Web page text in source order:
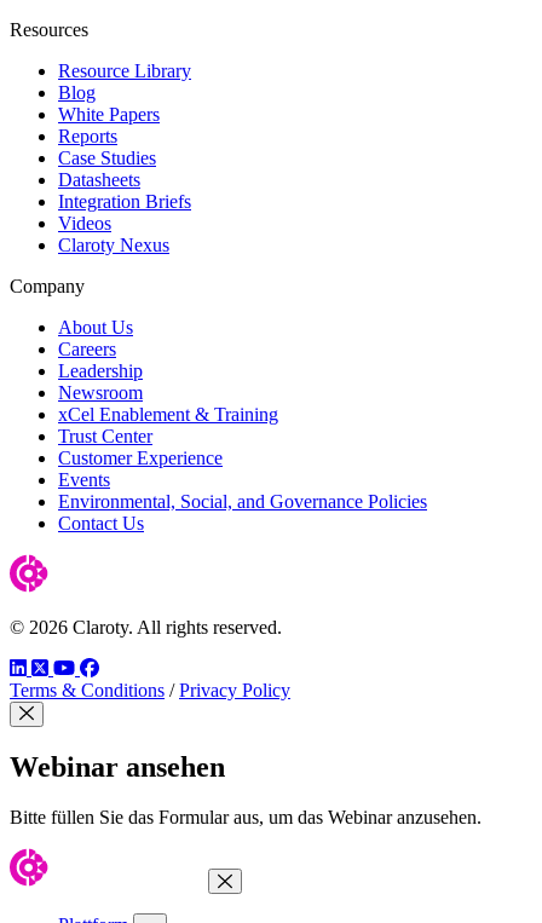
Resources
Resource Library
Blog
White Papers
Reports
Case Studies
Datasheets
Integration Briefs
Videos
Claroty Nexus
Company
About Us
Careers
Leadership
Newsroom
xCel Enablement & Training
Trust Center
Customer Experience
Events
Environmental, Social, and Governance Policies
Contact Us
© 2026 Claroty. All rights reserved.
LinkedIn
TwitterYouTube
Facebook
Terms & Conditions / Privacy Policy
Modal schließen
Webinar ansehen
Bitte füllen Sie das Formular aus, um das Webinar anzusehen.
Menü schließen